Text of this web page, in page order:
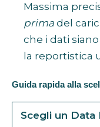
Massima
prima del
che i dati
la reportistica
Guida rapida alla
Scegli un Data